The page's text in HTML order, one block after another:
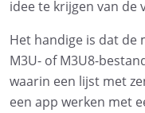
idee te krijgen van de
Het handige is dat de
M3U- of M3U8-
waarin een lijst met
een app werken met